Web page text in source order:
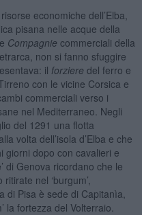
economiche dell’Elba,
pisana nelle acque della
Compagnie commerciali della
non si fanno sfuggire
il forziere del ferro e
con le vicine Corsica e
commerciali verso i
nel Mediterraneo. Negli
del 1291 una flotta
volta dell’isola d’Elba e che
giorni dopo con cavalieri e
di Genova ricordano che le
nel ‘burgum’,
di Pisa è sede di Capitanìa,
la fortezza del Volterraio.